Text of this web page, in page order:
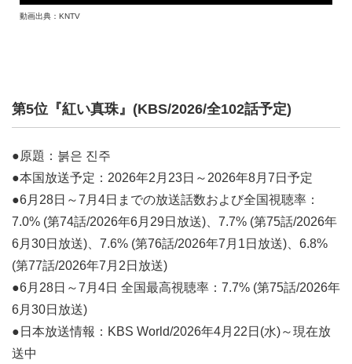
動画出典：KNTV
第5位『紅い真珠』(KBS/2026/全102話予定)
●原題：붉은 진주
●本国放送予定：2026年2月23日～2026年8月7日予定
●6月28日～7月4日までの放送話数および全国視聴率：
7.0% (第74話/2026年6月29日放送)、7.7% (第75話/2026年
6月30日放送)、7.6% (第76話/2026年7月1日放送)、6.8%
(第77話/2026年7月2日放送)
●6月28日～7月4日 全国最高視聴率：7.7% (第75話/2026年
6月30日放送)
●日本放送情報：KBS World/2026年4月22日(水)～現在放
送中